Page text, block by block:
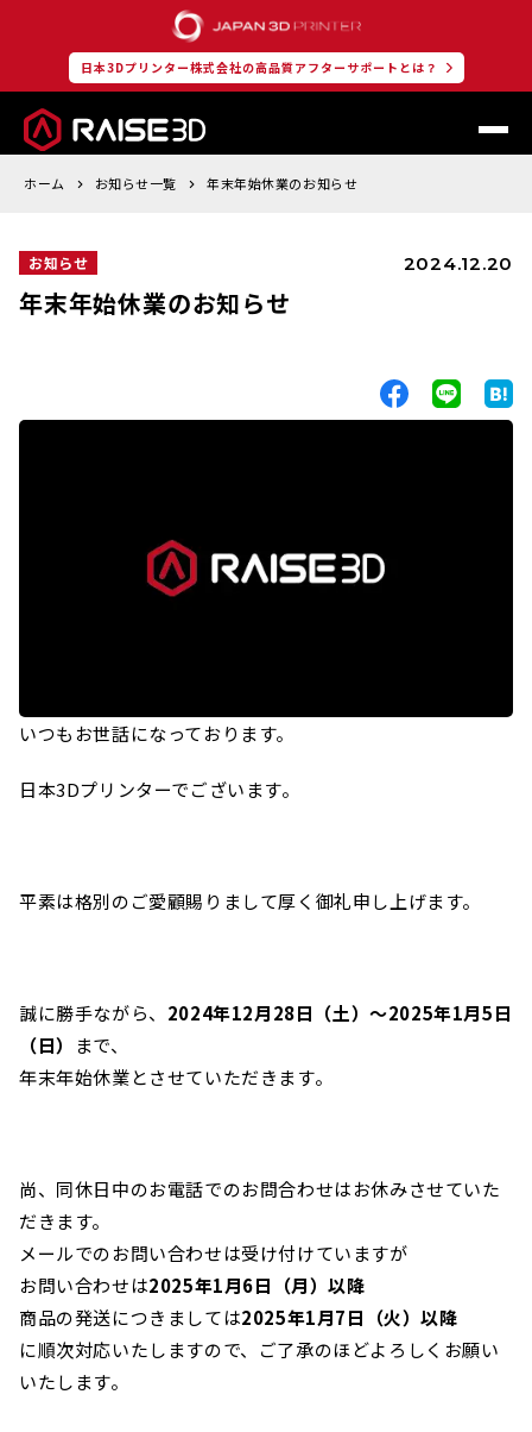
日本3Dプリンター株式会社の高品質アフターサポートとは？
ホーム お知らせ一覧 年末年始休業のお知らせ
お知らせ 2024.12.20
年末年始休業のお知らせ
いつもお世話になっております。
日本3Dプリンターでございます。
平素は格別のご愛顧賜りまして厚く御礼申し上げます。
誠に勝手ながら、 2024年12月28日（土）〜2025年1月5日
（日）
まで、
年末年始休業とさせていただきます。
尚、同休日中のお電話でのお問合わせはお休みさせていた
だきます。
メールでのお問い合わせは受け付けていますが
お問い合わせは2025年1月6日（月）以降
商品の発送につきましては2025年1月7日（火）以降
に順次対応いたしますので、ご了承のほどよろしくお願い
いたします。